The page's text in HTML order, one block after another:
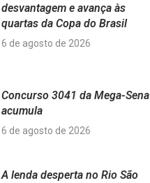
desvantagem e avança às
quartas da Copa do Brasil
6 de agosto de 2026
Concurso 3041 da Mega-Sena
acumula
6 de agosto de 2026
A lenda desperta no Rio São